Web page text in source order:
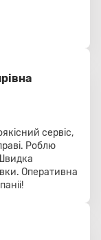
сервіс,
Роблю
Оперативна